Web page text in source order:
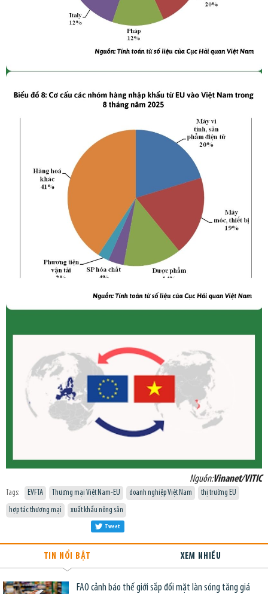
Nguồn:Vinanet/VITIC
Tags: EVFTA Thương mại Việt Nam-EU doanh nghiệp Việt Nam
thị trường EU
hợp tác thương mại
xuất khẩu nông sản
Tweet
TIN NỔI BẬT XEM NHIỀU
FAO cảnh báo thế giới sắp đối mặt làn sóng tăng giá